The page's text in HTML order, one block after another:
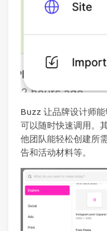
Buzz 让品牌设计师
可以随时快速调用。
他团队能轻松创建所
告和活动材料等。